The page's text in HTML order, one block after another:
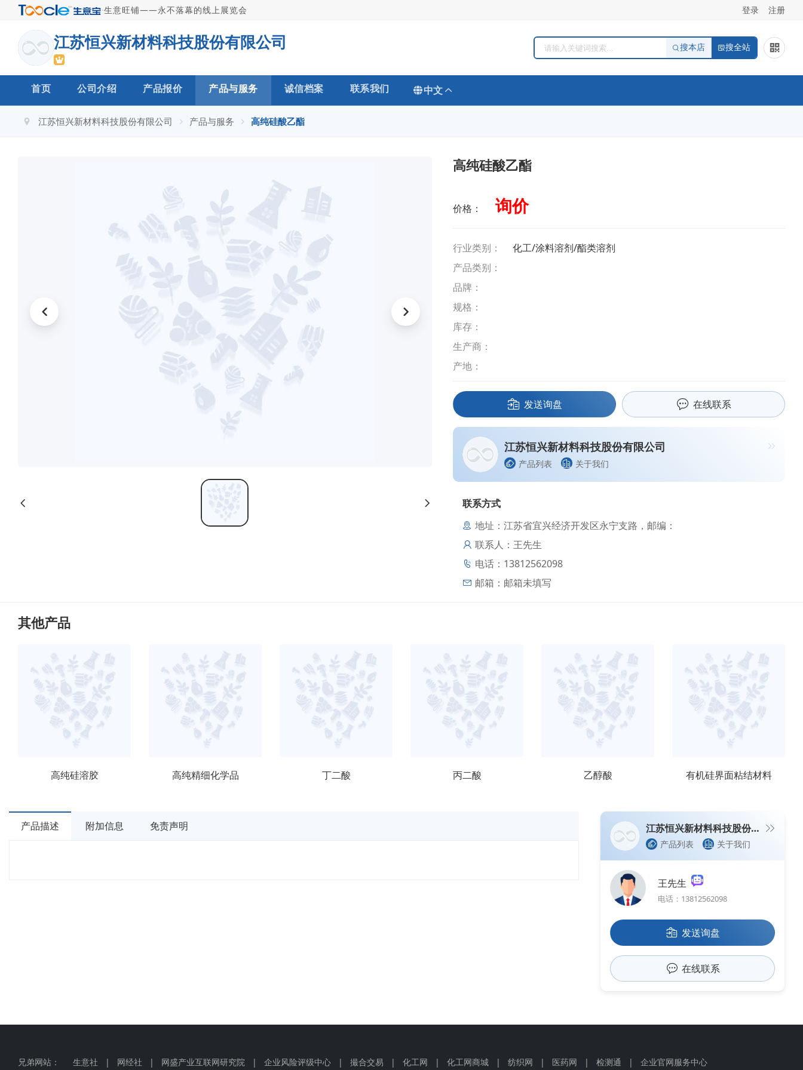
·生意旺铺——永不落幕的线上展览会 登录 注册
江苏恒兴新材料科技股份有限公司 搜本店 搜全站
首页 公司介绍 产品报价 产品与服务 诚信档案 联系我们 中文
江苏恒兴新材料科技股份有限公司 产品与服务 高纯硅酸乙酯
高纯硅酸乙酯
价格： 询价
行业类别：
化工/涂料溶剂/酯类溶剂
产品类别：
品牌：
规格：
库存：
生产商：
产地：
发送询盘 在线联系
江苏恒兴新材料科技股份有限公司
产品列表 关于我们
联系方式
地址：江苏省宜兴经济开发区永宁支路，邮编：
联系人：王先生
电话：13812562098
邮箱： 邮箱未填写
其他产品
高纯硅溶胶 高纯精细化学品 丁二酸 丙二酸 乙醇酸 有机硅界面粘结材料
产品描述 附加信息 免责声明 江苏恒兴新材料科技股份有限公司
产品列表 关于我们
王先生
电话：13812562098
发送询盘
在线联系
兄弟网站： 生意社 | 网经社 | 网盛产业互联网研究院 | 企业风险评级中心 | 撮合交易 | 化工网 | 化工网商城 | 纺织网 | 医药网 | 检测通 | 企业官网服务中心